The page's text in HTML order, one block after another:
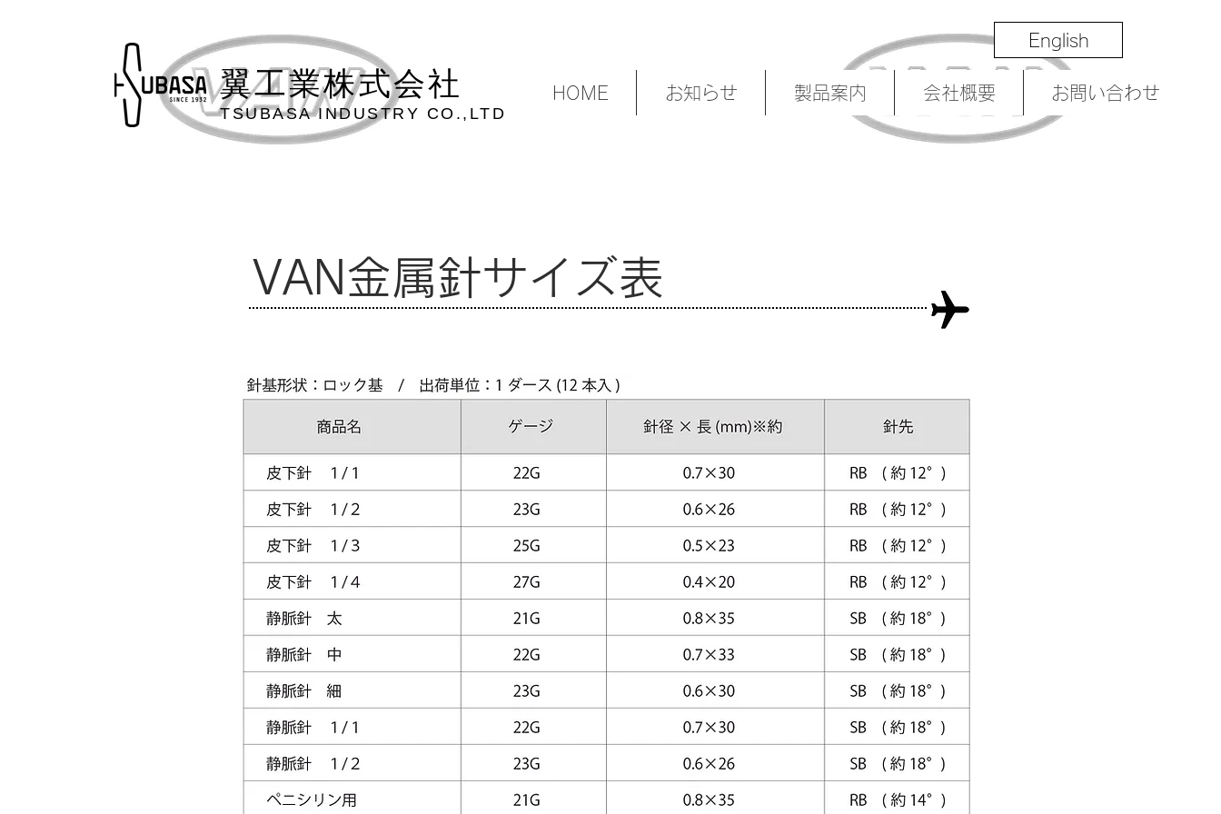
HOME お知らせ 製品案内 会社概要 お問い合わせ
翼工業株式会社
TSUBASA IND USTRY CO.,LTD
English
​VAN金属針サイズ表